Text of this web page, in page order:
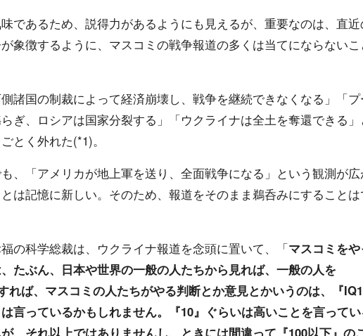
であるため、説得力があるようにも見えるが、重要なのは、直近
象徴するように、マスコミの戦争報道の多くは当てにならないこ
側諸国の制裁によって経済崩壊し、戦争を継続できなくなる」「
ぎ、ロシアは国家分裂する」「ウクライナは全土を奪還できる」
とく外れた(*1)。
、「アメリカが地上軍を送り、全面戦争になる」という観測が
は記憶に新しい。そのため、報道をそのまま鵜呑みにすることは
の科学総裁は、ウクライナ報道を念頭に置いて、「マスコミを
たぶん、日本や世界の一般の人たちから見れば、一般の人を
れば、マスコミの人たちがやる判断とか意見とかいうのは、『
言っているかもしれません。『10』ぐらいは高いことを言って
、それ以上ではありませんし、ときには間違って『100以下』の